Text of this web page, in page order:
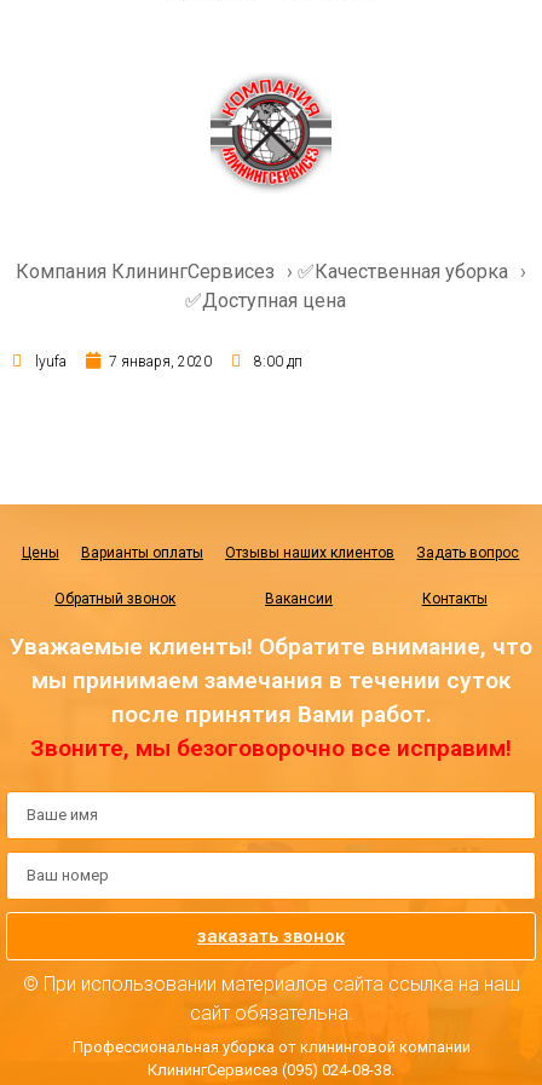
Компания КлинингСервисез › ✅Качественная уборка ›
✅Доступная цена
lyufa 7 января, 2020 8:00 дп
Цены Варианты оплаты Отзывы наших клиентов Задать вопрос
Обратный звонок Вакансии Контакты
Уважаемые клиенты! Обратите внимание, что
мы принимаем замечания в течении суток
после принятия Вами работ.
Звоните, мы безоговорочно все исправим!
заказать звонок
© При использовании материалов сайта ссылка на наш
сайт обязательна.
Профессиональная уборка от клининговой компании
КлинингСервисез (095) 024-08-38.